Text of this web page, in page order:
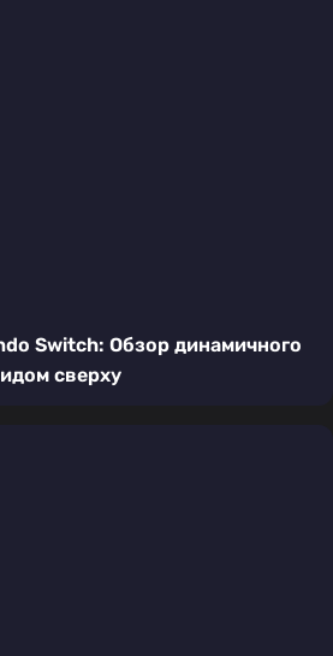
Switch: Обзор динамичного
сверху